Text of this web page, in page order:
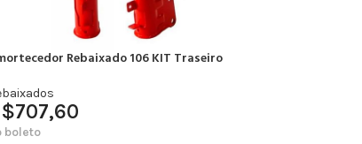
Rebaixado 106 KIT Traseiro
707,60
boleto